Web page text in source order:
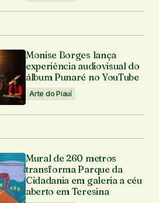
Monise Borges lança
experiência audiovisual do
álbum Punaré no YouTube
Arte do Piauí
Mural de 260 metros
transforma Parque da
Cidadania em galeria a céu
aberto em Teresina